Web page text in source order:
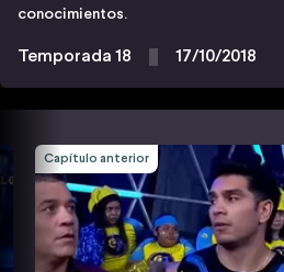
conocimientos.
Temporada 18 17/10/2018
Capítulo anterior